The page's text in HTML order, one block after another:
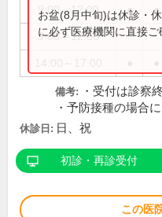
9:00～12:00 ● ●
9:00～12:30
お盆(8月中旬)は休診・
に必ず医療機関に直接ご
備考:
・受付は診察
・予防接種の場合
休診日: 日、祝
初診・再診受付
この医